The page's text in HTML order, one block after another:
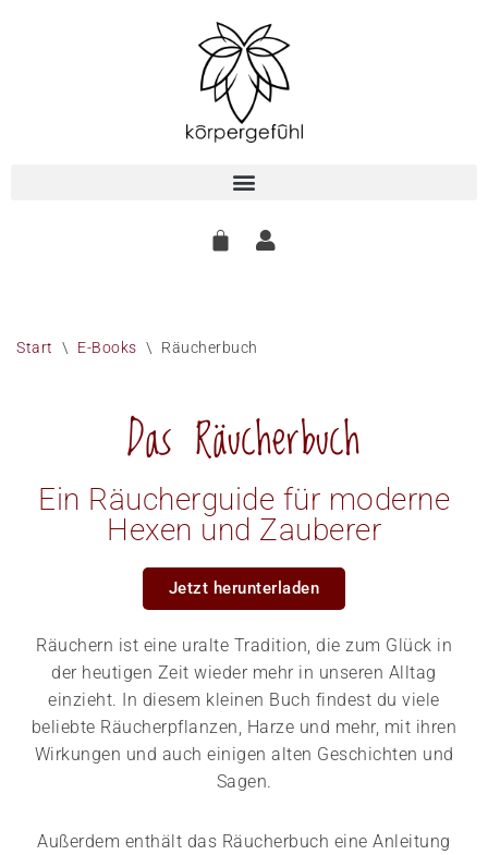
Start \ E-Books \ Räucherbuch
Das Räucherbuch
Ein Räucherguide für moderne
Hexen und Zauberer
Jetzt herunterladen
Räuchern ist eine uralte Tradition, die zum Glück in
der heutigen Zeit wieder mehr in unseren Alltag
einzieht. In diesem kleinen Buch findest du viele
beliebte Räucherpflanzen, Harze und mehr, mit ihren
Wirkungen und auch einigen alten Geschichten und
Sagen.
Außerdem enthält das Räucherbuch eine Anleitung